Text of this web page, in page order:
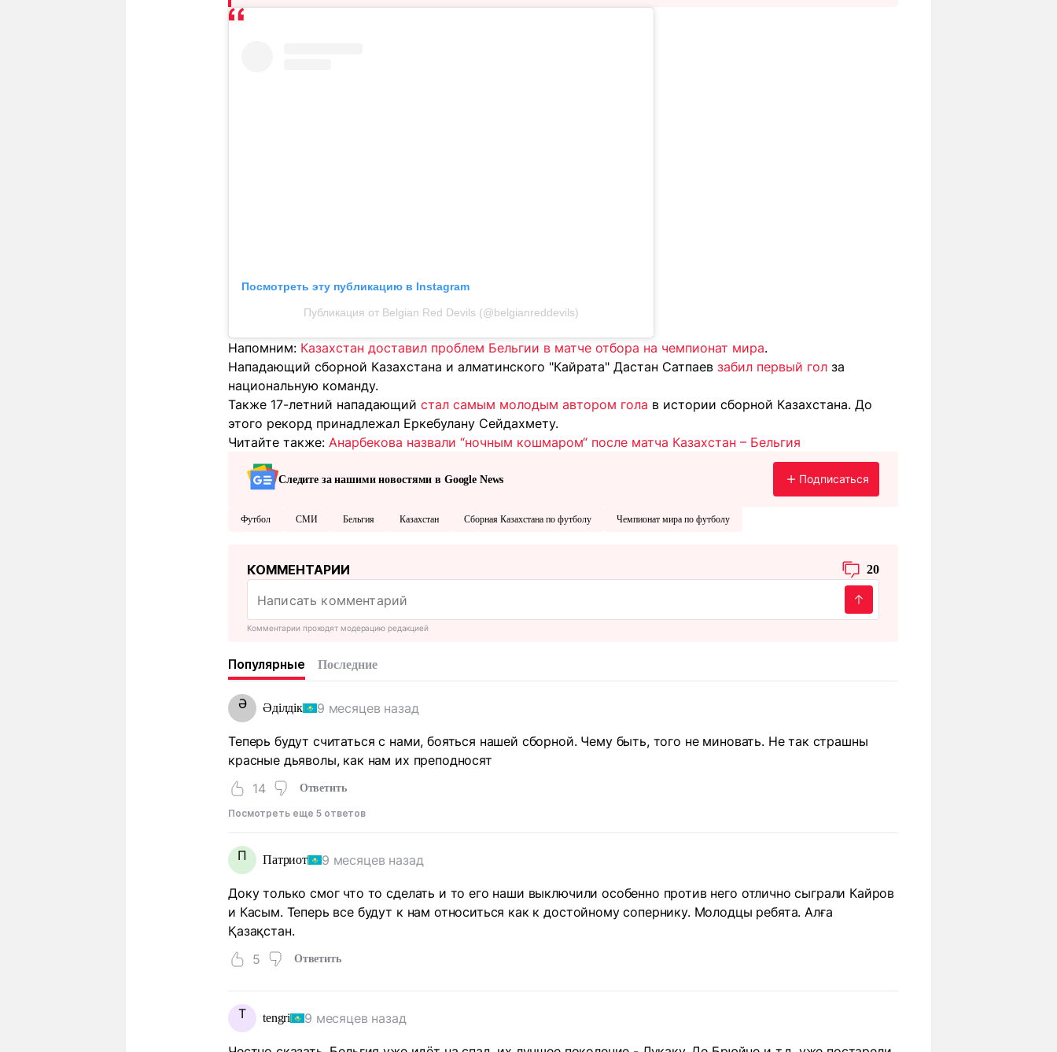
Посмотреть эту публикацию в Instagram
Публикация от Belgian Red Devils (@belgianreddevils)
Напомним: Казахстан доставил проблем Бельгии в матче отбора на чемпионат мира.
Нападающий сборной Казахстана и алматинского "Кайрата" Дастан Сатпаев забил первый гол за
национальную команду.
Также 17-летний нападающий стал самым молодым автором гола в истории сборной Казахстана. До
этого рекорд принадлежал Еркебулану Сейдахмету.
Читайте также: Анарбекова назвали “ночным кошмаром“ после матча Казахстан – Бельгия
Следите за нашими новостями в Google News Подписаться
Футбол СМИ Бельгия Казахстан Сборная Казахстана по футболу Чемпионат мира по футболу
КОММЕНТАРИИ 20
Комментарии проходят модерацию редакцией
Популярные Последние
Ә Әділдік 9 месяцев назад
Теперь будут считаться с нами, бояться нашей сборной. Чему быть, того не миновать. Не так страшны
красные дьяволы, как нам их преподносят
14
Ответить
Посмотреть еще 5 ответов
П Патриот 9 месяцев назад
Доку только смог что то сделать и то его наши выключили особенно против него отлично сыграли Кайров
и Касым. Теперь все будут к нам относиться как к достойному сопернику. Молодцы ребята. Алға
Қазақстан.
5
Ответить
T tengri 9 месяцев назад